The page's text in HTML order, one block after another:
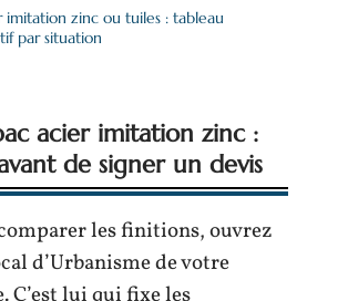
imitation zinc ou tuiles : tableau
par situation
acier imitation zinc :
de signer un devis
les finitions, ouvrez
d’Urbanisme de votre